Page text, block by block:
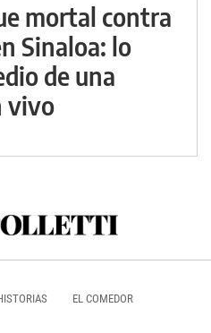
mortal contra
Sinaloa: lo
de una
vivo
EL COMEDOR